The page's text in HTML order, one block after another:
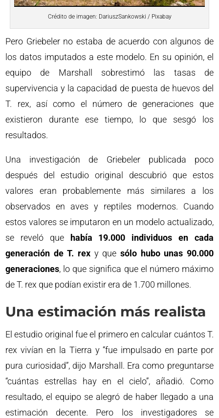
Crédito de imagen: DariuszSankowski / Pixabay
Pero Griebeler no estaba de acuerdo con algunos de
los datos imputados a este modelo. En su opinión, el
equipo de Marshall sobrestimó las tasas de
supervivencia y la capacidad de puesta de huevos del
T. rex, así como el número de generaciones que
existieron durante ese tiempo, lo que sesgó los
resultados.
Una investigación de Griebeler publicada poco
después del estudio original descubrió que estos
valores eran probablemente más similares a los
observados en aves y reptiles modernos. Cuando
estos valores se imputaron en un modelo actualizado,
se reveló que había 19.000 individuos en cada
generación de T. rex y que sólo hubo unas 90.000
generaciones, lo que significa que el número máximo
de T. rex que podían existir era de 1.700 millones.
Una estimación más realista
El estudio original fue el primero en calcular cuántos T.
rex vivían en la Tierra y “fue impulsado en parte por
pura curiosidad”, dijo Marshall. Era como preguntarse
“cuántas estrellas hay en el cielo”, añadió. Como
resultado, el equipo se alegró de haber llegado a una
estimación decente. Pero los investigadores se